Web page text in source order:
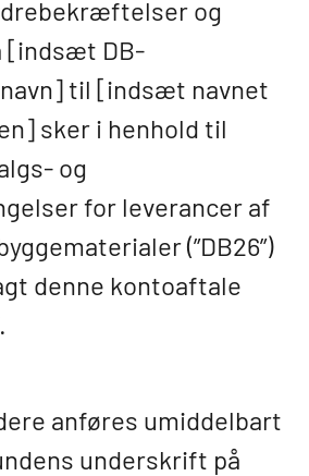
og
[indsæt DB-
til [indsæt navnet
sker i henhold til
og
for leverancer af
(”DB26”)
denne kontoaftale
anføres umiddelbart
underskrift på